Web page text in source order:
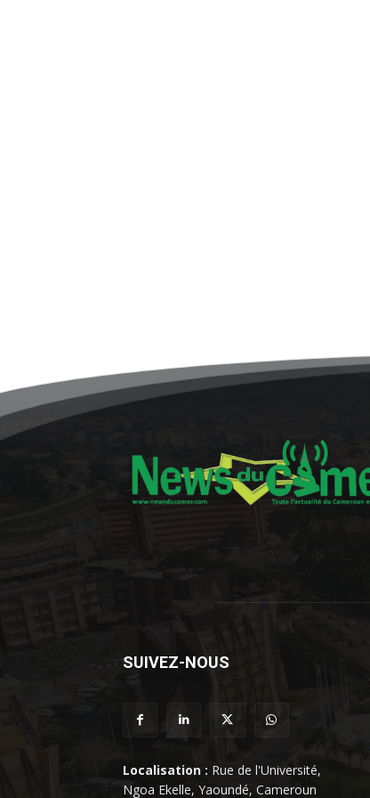
SUIVEZ-NOUS
Localisation : Rue de l'Université,
Ngoa Ekelle, Yaoundé, Cameroun